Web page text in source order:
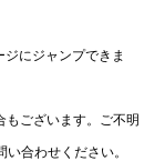
にジャンプできま
ございます。ご不明
い合わせください。